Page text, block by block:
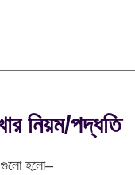
নিয়ম/পদ্ধতি
হলো–